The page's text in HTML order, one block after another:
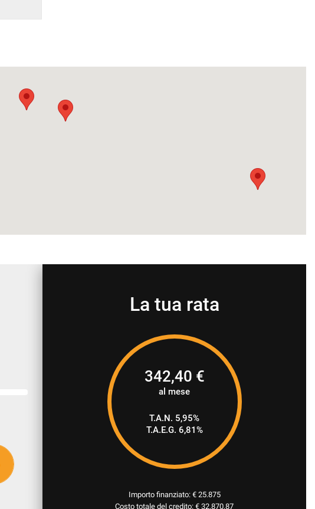
La tua rata
342,40 €
al mese
T.A.N. 5,95%
T.A.E.G. 6,81%
Importo finanziato: € 25.875
Costo totale del credito: €32.870,87